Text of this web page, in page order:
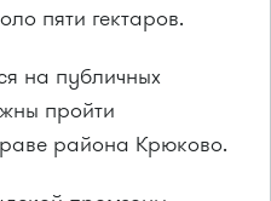
пяти гектаров.
на публичных
пройти
района Крюково.